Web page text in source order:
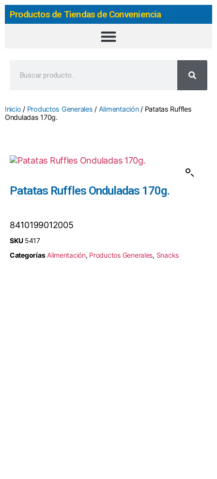
Productos de Tiendas de Conveniencia
Inicio / Productos Generales / Alimentación/ Patatas Ruffles
Onduladas 170g.
Patatas Ruffles Onduladas 170g.
8410199012005
SKU 5417
Categorías Alimentación, Productos Generales, Snacks